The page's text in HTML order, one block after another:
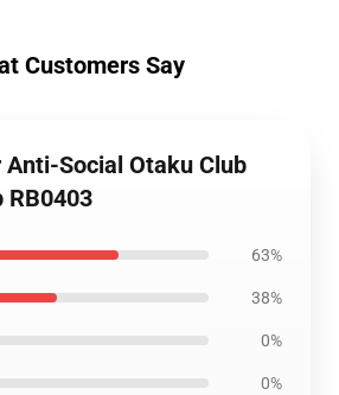
Customers Say
Social Otaku Club
RB0403
63%
38%
0%
0%